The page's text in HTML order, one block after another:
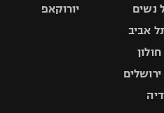
נשים
אביב
יורוקאפ